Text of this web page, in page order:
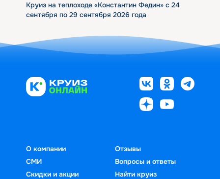
Круиз на теплоходе «Константин Федин» с 24
сентября по 29 сентября 2026 года
О компании
СМИ
Скидки и акции
Отзывы
Вопросы и ответы
Найти круиз